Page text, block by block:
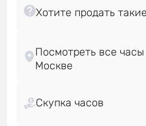
Посмотреть все
Скупка часов